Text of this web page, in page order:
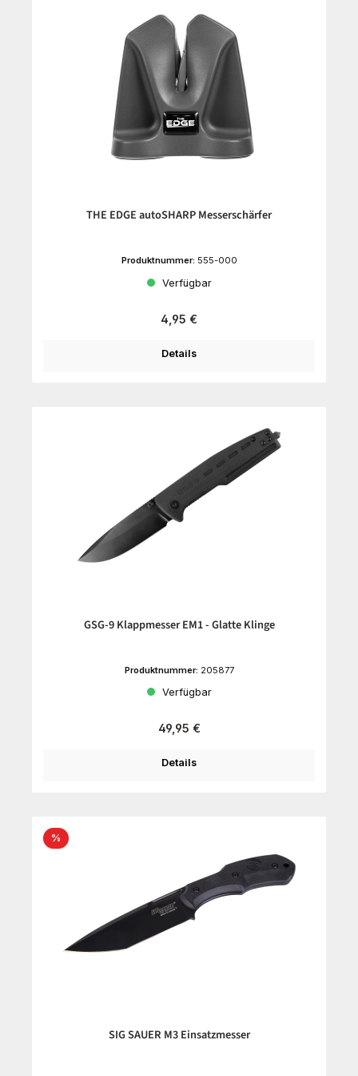
THE EDGE autoSHARP Messerschärfer
Produktnummer: 555-000
Verfügbar
Regulärer Preis:
4,95 €
Details
GSG-9 Klappmesser EM1 - Glatte Klinge
Produktnummer: 205877
Verfügbar
Regulärer Preis:
49,95 €
Details
%Rabatt
SIG SAUER M3 Einsatzmesser